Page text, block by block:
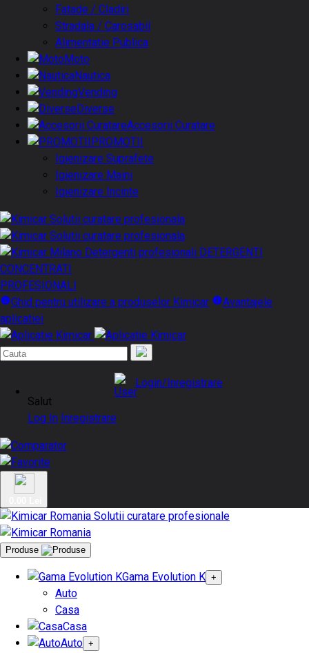
Fatade / Cladiri
Stradala / Carosabil
Alimentatie Publica
Moto
Nautica
Vending
Diverse
Accesorii Curatare
PROMOTII
Igienizare Suprafete
Igienizare Maini
Igienizare Incinte
DETERGENTI
CONCENTRATI
PROFESIONALI
Ghid pentru utilizare a produselor Kimicar
Avantajele
aplicatiei
Login/Inregistrare
Salut
Log In Inregistrare
Produse
Gama Evolution K +
Auto
Casa
Casa
Auto +